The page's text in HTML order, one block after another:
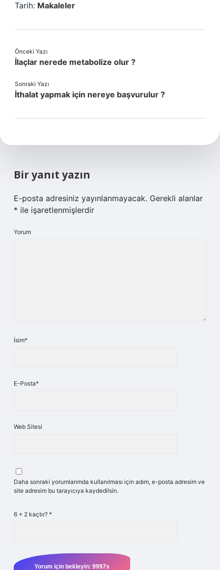
Tarih: Makaleler
Önceki Yazı
İlaçlar nerede metabolize olur ?
Sonraki Yazı
İthalat yapmak için nereye başvurulur ?
Bir yanıt yazın
E-posta adresiniz yayınlanmayacak. Gerekli alanlar
* ile işaretlenmişlerdir
Yorum
İsim*
E-Posta*
Web Sitesi
Daha sonraki yorumlarımda kullanılması için adım, e-posta adresim ve
site adresim bu tarayıcıya kaydedilsin.
6 + 2 kaçtır? *